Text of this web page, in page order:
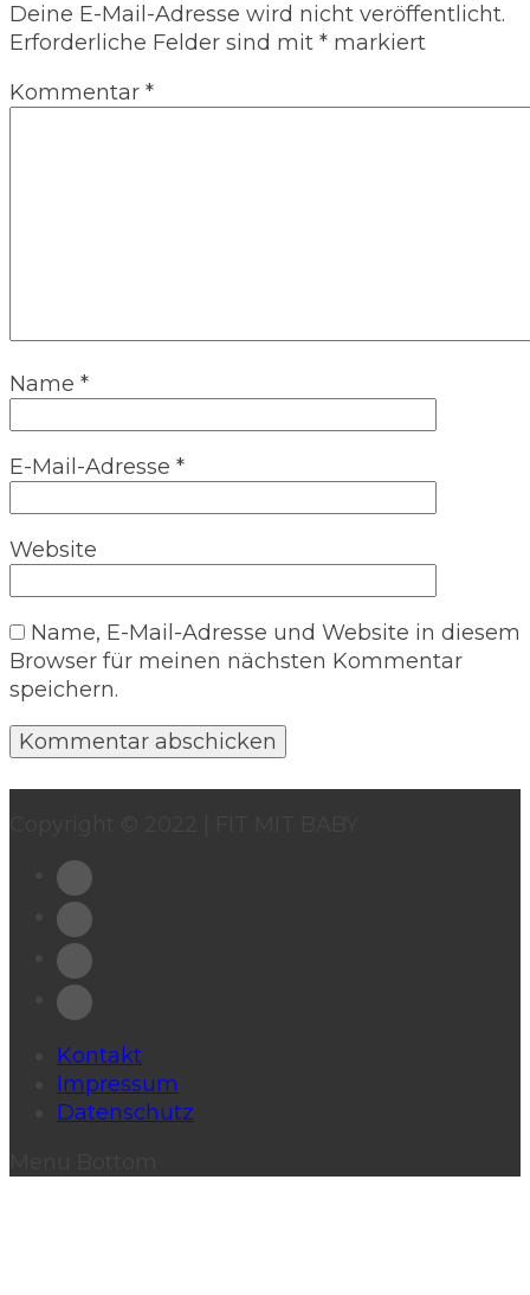
Deine E-Mail-Adresse wird nicht veröffentlicht.
Erforderliche Felder sind mit * markiert
Kommentar *
Name *
E-Mail-Adresse *
Website
Name, E-Mail-Adresse und Website in diesem
Browser für meinen nächsten Kommentar
speichern.
Kontakt
Impressum
Datenschutz